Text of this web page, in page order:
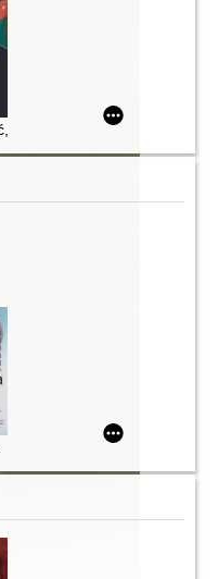
czyli kosmiczna misja